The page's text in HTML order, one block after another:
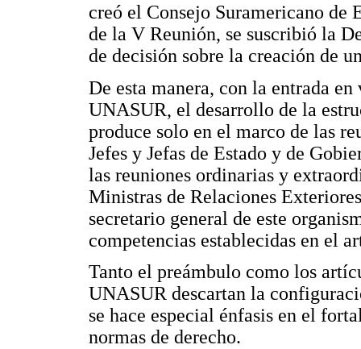
creó el Consejo Suramericano de
de la V Reunión, se suscribió la
de decisión sobre la creación de
De esta manera, con la entrada
UNASUR, el desarrollo de la
produce solo en el marco de las
Jefes y Jefas de Estado y de
las reuniones ordinarias y
Ministras de Relaciones
secretario general de este
competencias establecidas en el
Tanto el preámbulo como los
UNASUR descartan la
se hace especial énfasis en el
normas de derecho.